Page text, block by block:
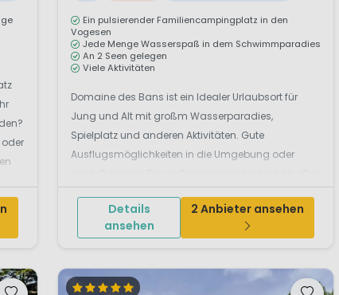
Ein pulsierender Familiencampingplatz in den
Vogesen
Jede Menge Wasserspaß in dem Schwimmparadies
An 2 Seen gelegen
Viele Aktivitäten
Domaine des Bans ist ein Idealer Urlaubsort für
Jung und Alt mit großm Wasserparadies,
Spielplatz und anderen Aktivitäten. Gute
Ausflugsmöglichkeiten in die Umgebung oder
einer schönen Natur. Der Campingpl...
Details
ansehen
2 Anbieter ansehen